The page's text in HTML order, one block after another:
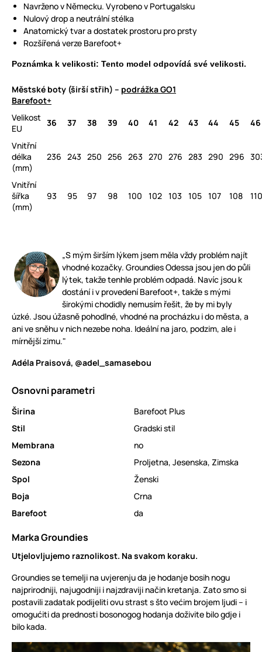
Navrženo v Německu. Vyrobeno v Portugalsku
Nulový drop a neutrální stélka
Anatomický tvar a dostatek prostoru pro prsty
Rozšířená verze Barefoot+
Poznámka k velikosti: Tento model odpovídá své velikosti.
Městské boty (širší střih) – podrážka GO1
Barefoot+
Velikost
EU
36 37 38 39 40 41 42 43 44 45 46
Vnitřní
délka
(mm)
236 243 250 256 263 270 276 283 290 296
Vnitřní
šířka
(mm)
93 95 97 98 100 102 103 105 107 108 110
„S mým širším lýkem jsem měla vždy problém najít
vhodné kozačky. Groundies Odessa jsou jen do půli
lýtek, takže tenhle problém odpadá. Navíc jsou k
dostání i v provedení Barefoot+, takže s mými
širokými chodidly nemusím řešit, že by mi byly
úzké. Jsou úžasně pohodlné, vhodné na procházku i do města, a
ani ve sněhu v nich nezebe noha. Ideální na jaro, podzim, ale i
mírnější zimu."
Adéla Praisová, @adel_samasebou
Osnovni parametri
Širina
Barefoot Plus
Stil
Gradski stil
Membrana
no
Sezona
Proljetna, Jesenska, Zimska
Spol
Ženski
Boja
Crna
Barefoot
da
Marka Groundies
Utjelovljujemo raznolikost. Na svakom koraku.
Groundies se temelji na uvjerenju da je hodanje bosih nogu
najprirodniji, najugodniji i najzdraviji način kretanja. Zato smo si
postavili zadatak podijeliti ovu strast s što većim brojem ljudi – i
omogućiti da prednosti bosonogog hodanja doživite bilo gdje i
bilo kada.